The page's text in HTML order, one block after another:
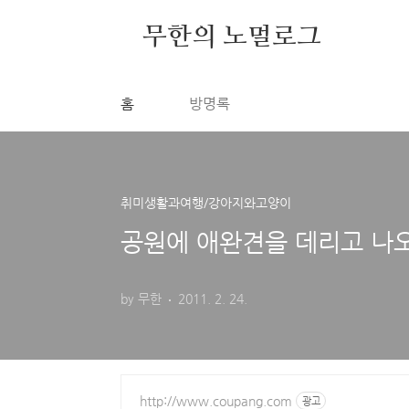
무한의 노멀로그
홈 방명록
취미생활과여행/강아지와고양이
공원에 애완견을 데리고 나
by 무한 2011. 2. 24.
http://www.coupang.com 광고